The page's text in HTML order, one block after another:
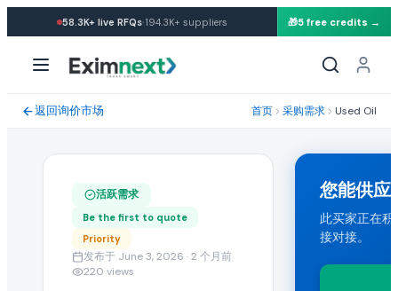
求购: Used Oil
采购需求规格与贸易条款
运输条款与目的港
买家要求 CIF 运输条款。能够向 Egypt 发货的任何国家的出
提交您的报价
58.3K+ live RFQs·194.3K+ suppliers 🎁5 free credits →
返回询价市场 首页 采购需求 Used Oil
活跃需求
Be the first to quote
Priority
发布于 June 3, 2026 · 2 个月前·
220 views
您能供应
此买家正在
接对接。